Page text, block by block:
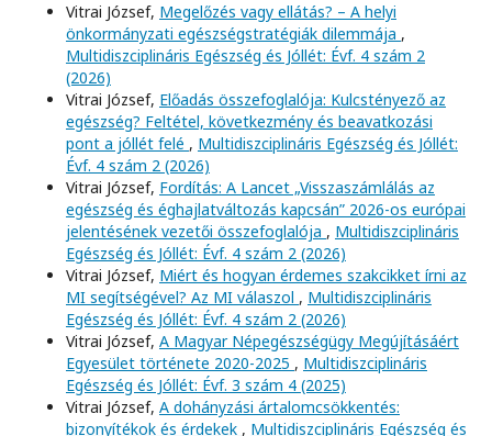
Vitrai József, Megelőzés vagy ellátás? – A helyi
önkormányzati egészségstratégiák dilemmája ,
Multidiszciplináris Egészség és Jóllét: Évf. 4 szám 2
(2026)
Vitrai József, Előadás összefoglalója: Kulcstényező az
egészség? Feltétel, következmény és beavatkozási
pont a jóllét felé , Multidiszciplináris Egészség és Jóllét:
Évf. 4 szám 2 (2026)
Vitrai József, Fordítás: A Lancet „Visszaszámlálás az
egészség és éghajlatváltozás kapcsán” 2026-os európai
jelentésének vezetői összefoglalója , Multidiszciplináris
Egészség és Jóllét: Évf. 4 szám 2 (2026)
Vitrai József, Miért és hogyan érdemes szakcikket írni az
MI segítségével? Az MI válaszol , Multidiszciplináris
Egészség és Jóllét: Évf. 4 szám 2 (2026)
Vitrai József, A Magyar Népegészségügy Megújításáért
Egyesület története 2020-2025 , Multidiszciplináris
Egészség és Jóllét: Évf. 3 szám 4 (2025)
Vitrai József, A dohányzási ártalomcsökkentés:
bizonyítékok és érdekek , Multidiszciplináris Egészség és